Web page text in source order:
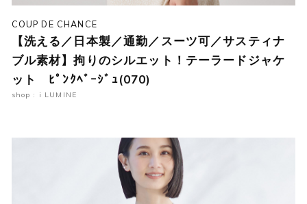
COUP DE CHANCE
【洗える／日本製／通勤／スーツ可／サスティナ
ブル素材】拘りのシルエット！テーラードジャケ
ット ﾋﾟﾝｸﾍﾞｰｼﾞｭ(070)
shop : i LUMINE